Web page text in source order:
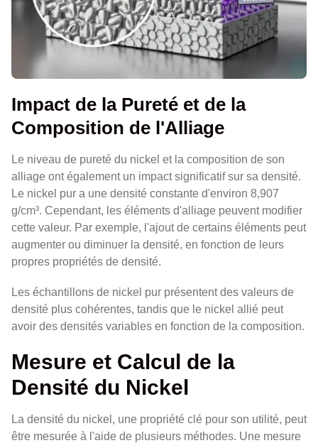
Impact de la Pureté et de la
Composition de l'Alliage
Le niveau de pureté du nickel et la composition de son
alliage ont également un impact significatif sur sa densité.
Le nickel pur a une densité constante d'environ 8,907
g/cm³. Cependant, les éléments d'alliage peuvent modifier
cette valeur. Par exemple, l'ajout de certains éléments peut
augmenter ou diminuer la densité, en fonction de leurs
propres propriétés de densité.
Les échantillons de nickel pur présentent des valeurs de
densité plus cohérentes, tandis que le nickel allié peut
avoir des densités variables en fonction de la composition.
Mesure et Calcul de la
Densité du Nickel
La densité du nickel, une propriété clé pour son utilité, peut
être mesurée à l'aide de plusieurs méthodes. Une mesure